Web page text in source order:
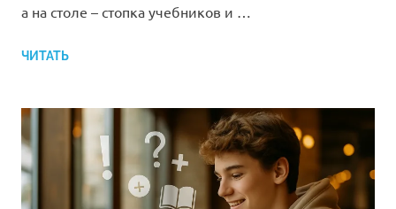
а на столе – стопка учебников и …
ЧИТАТЬ